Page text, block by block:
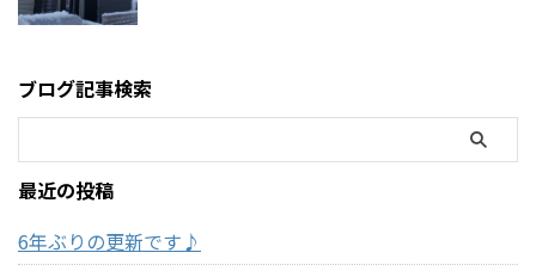
ブログ記事検索
最近の投稿
6年ぶりの更新です♪